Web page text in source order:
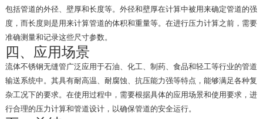
包括管道的外径、壁厚和长度等。外径和壁厚在计算中被用来确定管道的强
度，而长度则是用来计算管道的体积和重量等。在进行压力计算之前，需要
准确测量和记录这些尺寸参数。
四、应用场景
流体不锈钢无缝管广泛应用于石油、化工、制药、食品和轻工等行业的管道
输送系统中。其具有耐高温、耐腐蚀、抗压能力强等特点，能够满足各种复
杂工况下的要求。在使用过程中，需要根据具体的应用场景和使用要求，进
行合理的压力计算和管道设计，以确保管道的安全运行。